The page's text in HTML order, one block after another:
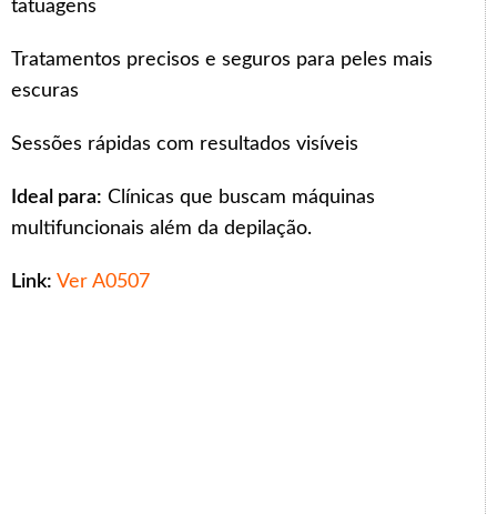
tatuagens
Tratamentos precisos e seguros para peles mais
escuras
Sessões rápidas com resultados visíveis
Ideal para: Clínicas que buscam máquinas
multifuncionais além da depilação.
Link: Ver A0507